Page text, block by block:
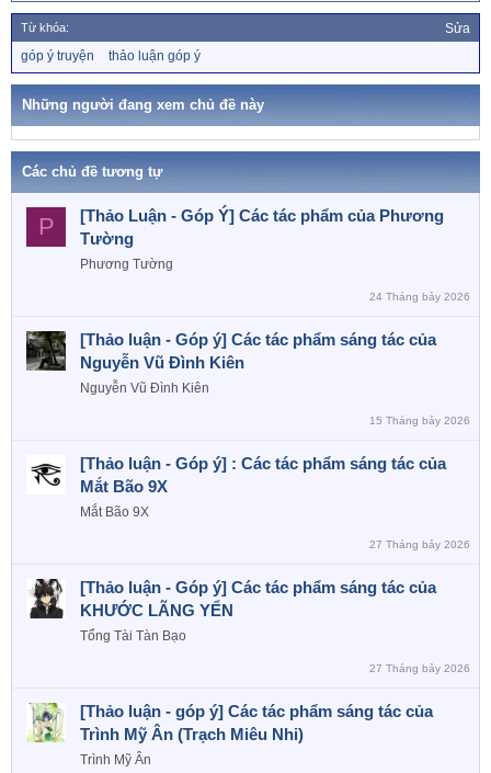
Từ khóa: Sửa
ừ
k
góp ý truyện thảo luận góp ý
Những người đang xem chủ đề này
Các chủ đề tương tự
P
[Thảo Luận - Góp Ý] Các tác phẩm của Phương
Tường
Phương Tường
24 Tháng bảy 2026
[Thảo luận - Góp ý] Các tác phẩm sáng tác của
Nguyễn Vũ Đình Kiên
Nguyễn Vũ Đình Kiên
15 Tháng bảy 2026
[Thảo luận - Góp ý] : Các tác phẩm sáng tác của
Mắt Bão 9X
Mắt Bão 9X
27 Tháng bảy 2026
[Thảo luận - Góp ý] Các tác phẩm sáng tác của
KHƯỚC LÃNG YỂN
Tổng Tài Tàn Bạo
27 Tháng bảy 2026
[Thảo luận - góp ý] Các tác phẩm sáng tác của
Trình Mỹ Ân (Trạch Miêu Nhi)
Trình Mỹ Ân